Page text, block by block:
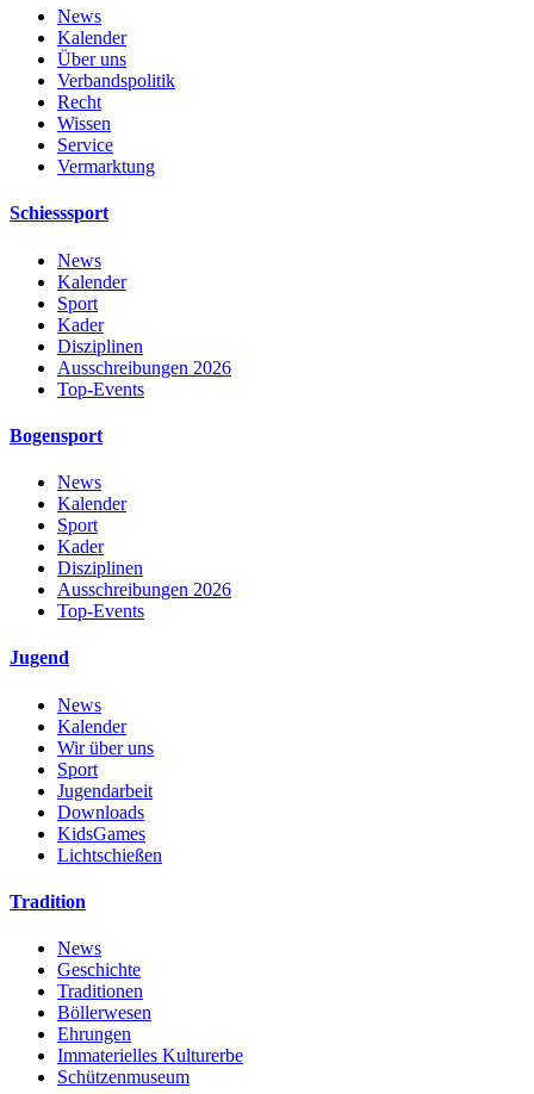
News
Kalender
Über uns
Verbandspolitik
Recht
Wissen
Service
Vermarktung
Schiesssport
News
Kalender
Sport
Kader
Disziplinen
Ausschreibungen 2026
Top-Events
Bogensport
News
Kalender
Sport
Kader
Disziplinen
Ausschreibungen 2026
Top-Events
Jugend
News
Kalender
Wir über uns
Sport
Jugendarbeit
Downloads
KidsGames
Lichtschießen
Tradition
News
Geschichte
Traditionen
Böllerwesen
Ehrungen
Immaterielles Kulturerbe
Schützenmuseum